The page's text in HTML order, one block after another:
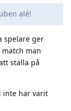
alé!
spelare ger
man
ställa på
inte har varit